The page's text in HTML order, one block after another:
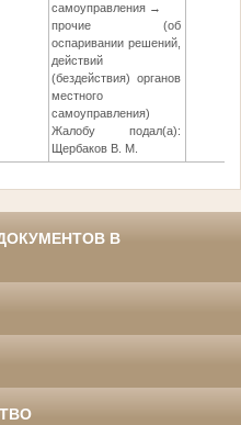
самоуправления →
прочие (об
оспаривании решений,
действий
(бездействия) органов
местного
самоуправления)
Жалобу подал(а):
Щербаков В. М.
В